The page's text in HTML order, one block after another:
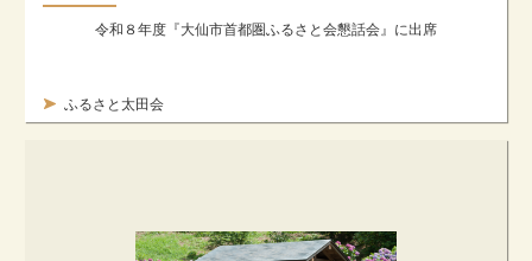
ふるさと太田会
令和８年度『大仙市首都圏ふるさと会懇話会』に出席